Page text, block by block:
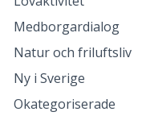
Medborgardialog
Natur och friluftsliv
Ny i Sverige
Okategoriserade